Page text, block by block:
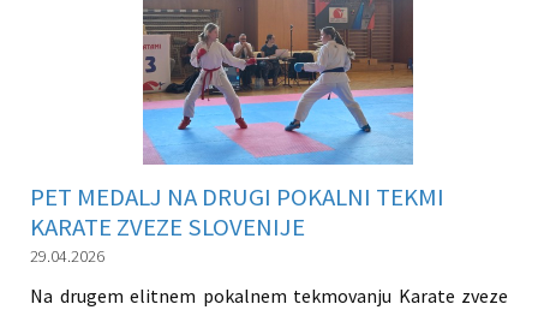
PET MEDALJ NA DRUGI POKALNI TEKMI
KARATE ZVEZE SLOVENIJE
29.04.2026
Na drugem elitnem pokalnem tekmovanju Karate zveze